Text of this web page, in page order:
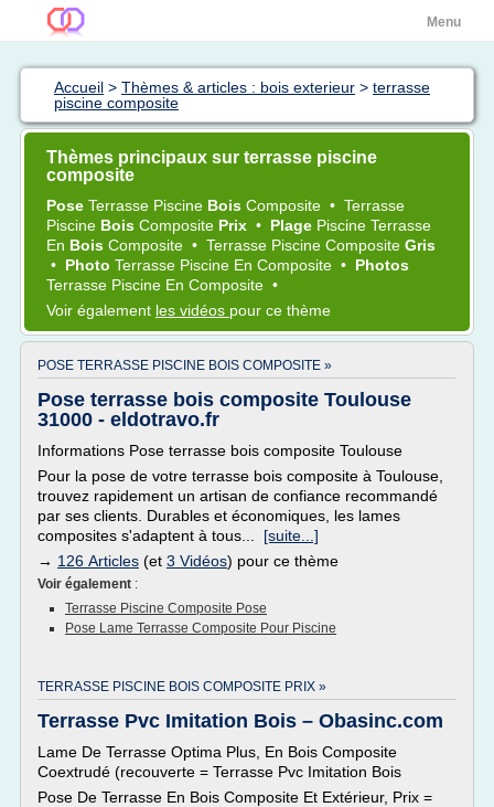
Menu
Accueil > Thèmes & articles : bois exterieur > terrasse
piscine composite
Thèmes principaux sur terrasse piscine
composite
Pose Terrasse Piscine Bois Composite • Terrasse
Piscine Bois Composite Prix • Plage Piscine Terrasse
En Bois Composite • Terrasse Piscine Composite Gris
• Photo Terrasse Piscine En Composite • Photos
Terrasse Piscine En Composite •
Voir également les vidéos pour ce thème
POSE TERRASSE PISCINE BOIS COMPOSITE »
Pose terrasse bois composite Toulouse
31000 - eldotravo.fr
Informations Pose terrasse bois composite Toulouse
Pour la pose de votre terrasse bois composite à Toulouse,
trouvez rapidement un artisan de confiance recommandé
par ses clients. Durables et économiques, les lames
composites s'adaptent à tous... [suite...]
→ 126 Articles (et 3 Vidéos) pour ce thème
Voir également :
Terrasse Piscine Composite Pose
Pose Lame Terrasse Composite Pour Piscine
TERRASSE PISCINE BOIS COMPOSITE PRIX »
Terrasse Pvc Imitation Bois – Obasinc.com
Lame De Terrasse Optima Plus, En Bois Composite
Coextrudé (recouverte = Terrasse Pvc Imitation Bois
Pose De Terrasse En Bois Composite Et Extérieur, Prix =